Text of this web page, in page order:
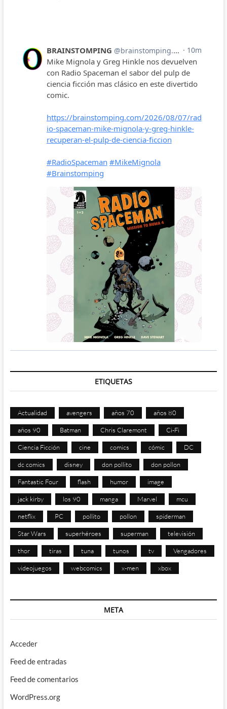
ETIQUETAS
Actualidad avengers años 70 años 80
años 90 Batman Chris Claremont Ci-Fi
Ciencia Ficción cine comics cómic DC
dc comics disney don pollito don pollon
Fantastic Four flash humor image
jack kirby los 90 manga Marvel mcu
netflix PC pollito pollon spiderman
Star Wars superhéroes superman televisión
thor tiras tuna tunos tv Vengadores
videojuegos webcomics x-men xbox
META
Acceder
Feed de entradas
Feed de comentarios
WordPress.org